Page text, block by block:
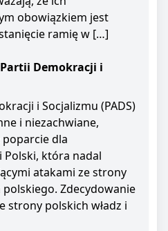
obowiązkiem jest
ramię w […]
Demokracji i
i Socjalizmu (PADS)
i niezachwiane,
dla
Polski, która nadal
atakami ze strony
Zdecydowanie
strony polskich władz i